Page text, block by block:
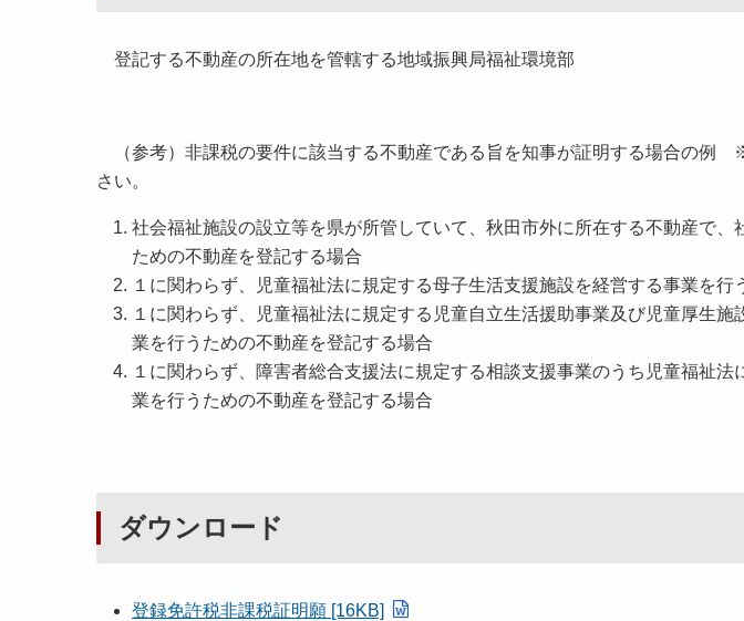
登記する不動産の所在地を管轄する地域振興局福祉環境部
（参考）非課税の要件に該当する不動産である旨を知事が証明する場合の例
さい。
社会福祉施設の設立等を県が所管していて、秋田市外に所在する不動産で、
ための不動産を登記する場合
１に関わらず、児童福祉法に規定する母子生活支援施設を経営する事業を行
１に関わらず、児童福祉法に規定する児童自立生活援助事業及び児童厚生
業を行うための不動産を登記する場合
１に関わらず、障害者総合支援法に規定する相談支援事業のうち児童福祉
業を行うための不動産を登記する場合
ダウンロード
登録免許税非課税証明願 [16KB]